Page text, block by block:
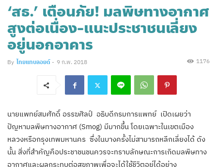
‘สธ.’ เตือนภัย! มลพิษทางอากาศ
สูงต่อเนื่อง-แนะประชาชนเลี่ยง
อยู่นอกอาคาร
By ไทยแทบลอยด์ - 9 ก.พ. 2018 1176
นายแพทย์สมศักดิ์ อรรฆศิลป์ อธิบดีกรมการแพทย์ เปิดเผยว่า
ปัญหามลพิษทางอากาศ (Smog) มีมากขึ้น โดยเฉพาะในเขตเมือง
หลวงหรือกรุงเทพมหานคร ซึ่งในบางครั้งไม่สามารถหลีกเลี่ยงได้ ดัง
นั้น สิ่งที่สำคัญคือประชาชนชนควรจะทราบลักษณะการเกิดมลพิษทาง
อากาศและผลกระทบต่อสุขภาพเพื่อจะได้ใช้ชีวิตอยู่ได้อย่าง